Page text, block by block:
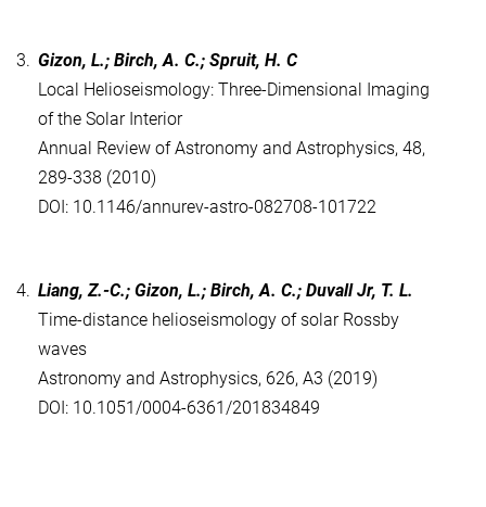
3. Gizon, L.; Birch, A. C.; Spruit, H. C
Local Helioseismology: Three-Dimensional Imaging
of the Solar Interior
Annual Review of Astronomy and Astrophysics, 48,
289-338 (2010)
DOI: 10.1146/annurev-astro-082708-101722
4. Liang, Z.-C.; Gizon, L.; Birch, A. C.; Duvall Jr, T. L.
Time-distance helioseismology of solar Rossby
waves
Astronomy and Astrophysics, 626, A3 (2019)
DOI: 10.1051/0004-6361/201834849